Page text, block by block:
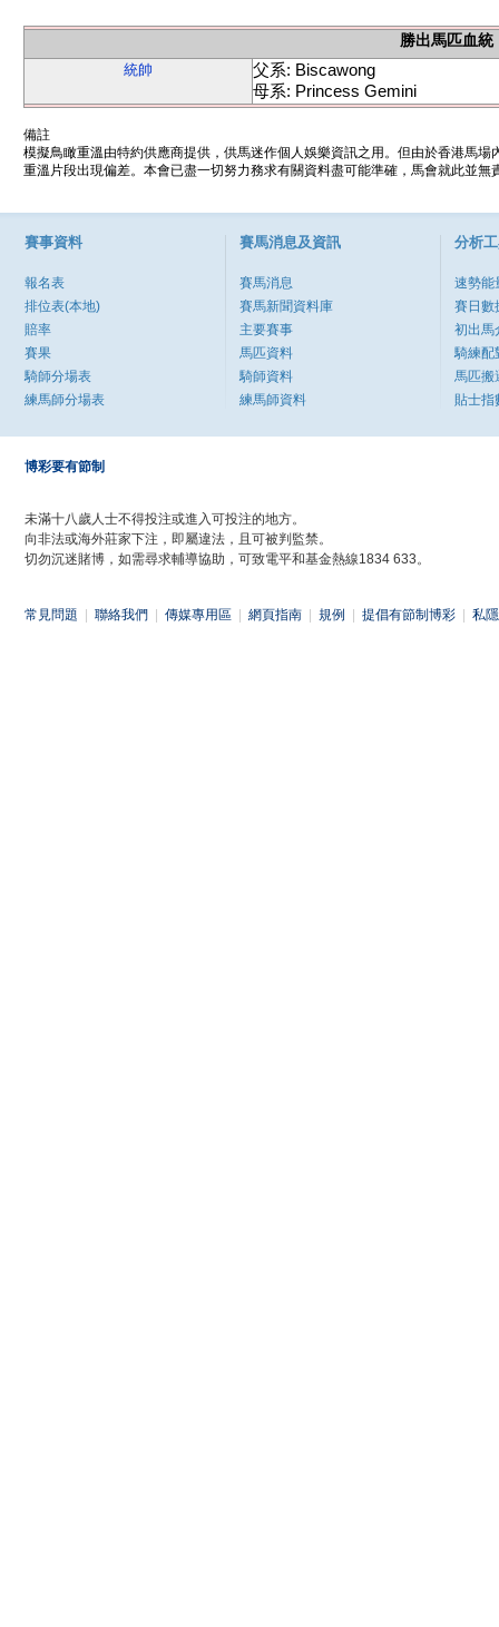
勝出馬匹血統
統帥
父系: Biscawong
母系: Princess Gemini
備註
模擬鳥瞰重溫由特約供應商提供，供馬迷作個人娛樂資訊之用。但由於香港馬
重溫片段出現偏差。本會已盡一切努力務求有關資料盡可能準確，馬會就此並
賽事資料
報名表
排位表(本地)
賠率
賽果
騎師分場表
練馬師分場表
賽馬消息及資訊
賽馬消息
賽馬新聞資料庫
主要賽事
馬匹資料
騎師資料
練馬師資料
分析
速勢能
賽日數
初出馬
騎練配
馬匹搬
貼士指
博彩要有節制
未滿十八歲人士不得投注或進入可投注的地方。
向非法或海外莊家下注，即屬違法，且可被判監禁。
切勿沉迷賭博，如需尋求輔導協助，可致電平和基金熱線1834 633。
常見問題 聯絡我們 傳媒專用區 網頁指南 規例 提倡有節制博彩 私